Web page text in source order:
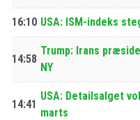
16:10 USA: ISM-indeks
14:58
Trump: Irans
NY
14:41
USA: Detailsalget
marts